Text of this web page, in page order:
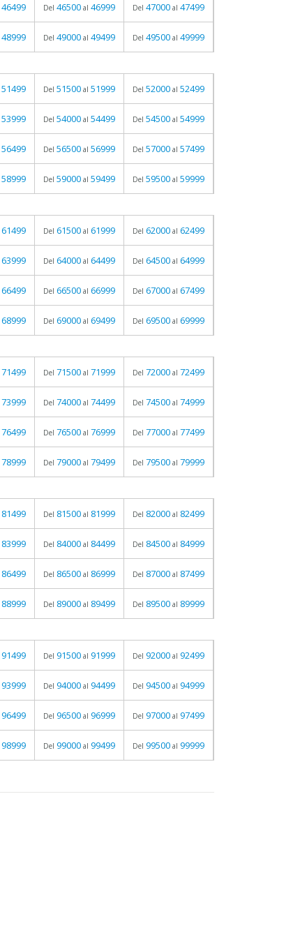
46499 Del 46500 al 46999 Del 47000 al 47499
48999 Del 49000 al 49499 Del 49500 al 49999
51499 Del 51500 al 51999 Del 52000 al 52499
53999 Del 54000 al 54499 Del 54500 al 54999
56499 Del 56500 al 56999 Del 57000 al 57499
58999 Del 59000 al 59499 Del 59500 al 59999
61499 Del 61500 al 61999 Del 62000 al 62499
63999 Del 64000 al 64499 Del 64500 al 64999
66499 Del 66500 al 66999 Del 67000 al 67499
68999 Del 69000 al 69499 Del 69500 al 69999
71499 Del 71500 al 71999 Del 72000 al 72499
73999 Del 74000 al 74499 Del 74500 al 74999
76499 Del 76500 al 76999 Del 77000 al 77499
78999 Del 79000 al 79499 Del 79500 al 79999
81499 Del 81500 al 81999 Del 82000 al 82499
83999 Del 84000 al 84499 Del 84500 al 84999
86499 Del 86500 al 86999 Del 87000 al 87499
88999 Del 89000 al 89499 Del 89500 al 89999
91499 Del 91500 al 91999 Del 92000 al 92499
93999 Del 94000 al 94499 Del 94500 al 94999
96499 Del 96500 al 96999 Del 97000 al 97499
98999 Del 99000 al 99499 Del 99500 al 99999